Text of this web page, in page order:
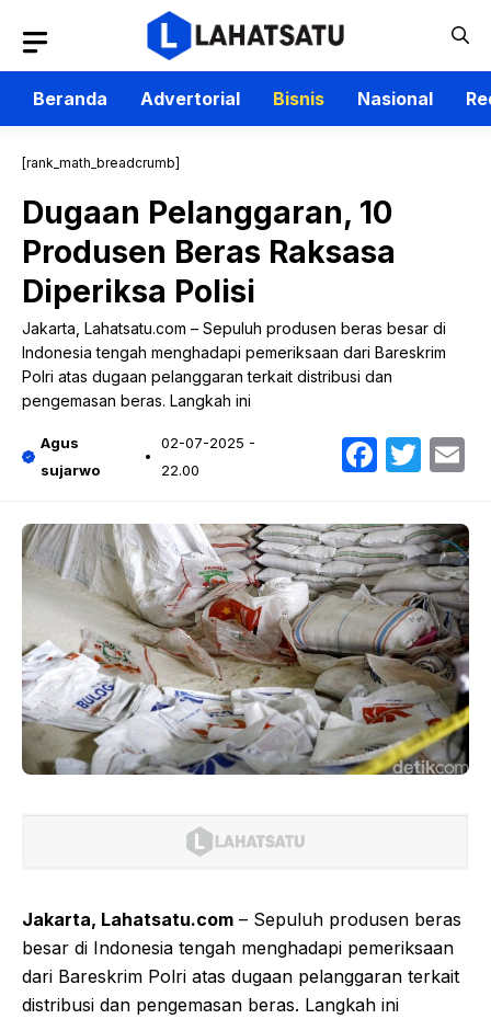
isi
Beranda
Advertorial Bisnis Nasional
[rank_math_breadcrumb]
Dugaan Pelanggaran, 10
Produsen Beras Raksasa
Diperiksa Polisi
Jakarta, Lahatsatu.com – Sepuluh produsen beras besar di
Indonesia tengah menghadapi pemeriksaan dari Bareskrim
Polri atas dugaan pelanggaran terkait distribusi dan
pengemasan beras. Langkah ini
Agus
sujarwo
02-07-2025 -
22.00
Jakarta, Lahatsatu.com – Sepuluh produsen beras
besar di Indonesia tengah menghadapi pemeriksaan
dari Bareskrim Polri atas dugaan pelanggaran terkait
distribusi dan pengemasan beras. Langkah ini